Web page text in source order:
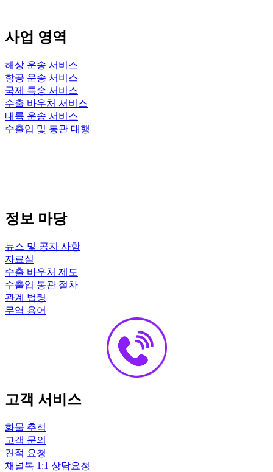
사업 영역
해상 운송 서비스
항공 운송 서비스
국제 특송 서비스
수출 바우처 서비스
내륙 운송 서비스
수출입 및 통관 대행
정보 마당
뉴스 및 공지 사항
자료실
수출 바우처 제도
수출입 통관 절차
관계 법령
무역 용어
고객 서비스
화물 추적
고객 문의
견적 요청
채널톡 1:1 상담요청